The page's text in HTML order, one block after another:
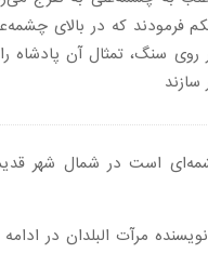
حکم فرمودند که در بالای
روی سنگ، تمثال آن پادشاه
سازند
است در شمال شهر
نویسنده مرآت البلدان در